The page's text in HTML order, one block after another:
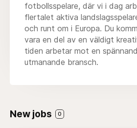
fotbollsspelare, där vi i dag
flertalet aktiva
och runt om i Europa. Du
vara en del av en väldigt
tiden arbetar mot en
utmanande bransch.
New jobs 0